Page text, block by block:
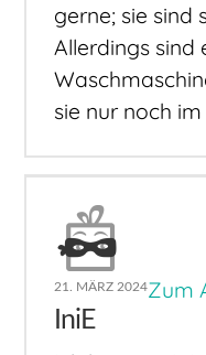
gerne; sie sind
Allerdings sind
sie nur noch
21. MÄRZ 2024Zum
IniE